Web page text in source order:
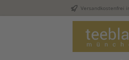
Zum Hauptinhalt springenVersandkostenfrei